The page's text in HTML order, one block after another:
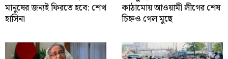
মানুষের জন্যই ফিরতে হবে: শেখ
হাসিনা
কাঠামোয় আওয়ামী লীগের শেষ
চিহ্নও গেল মুছে